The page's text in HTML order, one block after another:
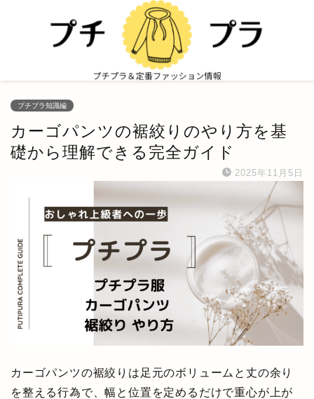
プチプラ知識編
カーゴパンツの裾絞りのやり方を基
礎から理解できる完全ガイド
2025年11月5日
カーゴパンツの裾絞りは足元のボリュームと丈の余り
を整える行為で、幅と位置を定めるだけで重心が上が